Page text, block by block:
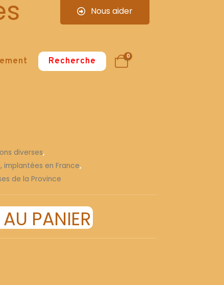
Nous aider
Recherche 0
diverses,
implantées en France,
de la Province
PANIER